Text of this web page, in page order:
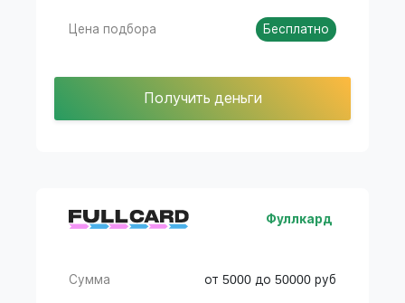
Цена подбора Бесплатно
Получить деньги
Фуллкард
Сумма от 5000 до 50000 руб